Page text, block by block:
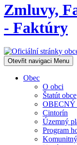
Zmluvy,
- Faktúry
Otevřit navigaci Menu
Obec
O obci
Štatút obce
Cintorín
Územný
Program